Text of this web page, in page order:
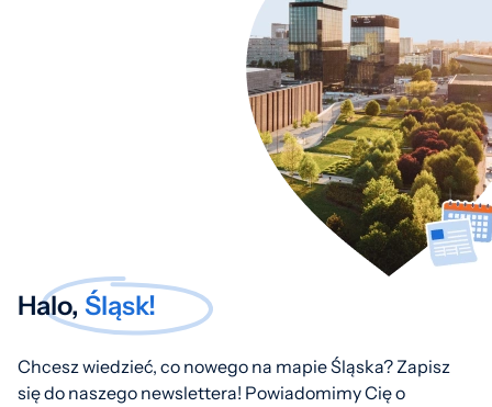
Halo, Śląsk!
Chcesz wiedzieć, co nowego na mapie Śląska? Zapisz
się do naszego newslettera! Powiadomimy Cię o